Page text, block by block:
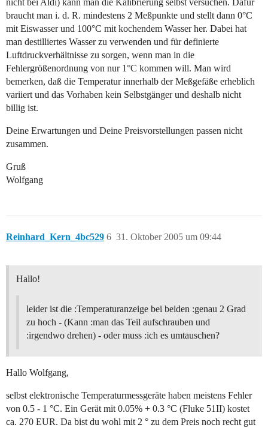
nicht bei Aldi) kann man die Kalibrierung selbst versuchen. Dafür
braucht man i. d. R. mindestens 2 Meßpunkte und stellt dann 0°C
mit Eiswasser und 100°C mit kochendem Wasser her. Dabei hat
man destilliertes Wasser zu verwenden und für definierte
Luftdruckverhältnisse zu sorgen, wenn man in die
Fehlergrößenordnung von nur 1°C kommen will. Man wird
bemerken, daß die Temperatur innerhalb der Meßgefäße erheblich
variiert und das Vorhaben kein Selbstgänger und deshalb nicht
billig ist.
Deine Erwartungen und Deine Preisvorstellungen passen nicht
zusammen.
Gruß
Wolfgang
Reinhard_Kern_4bc529 31. Oktober 2005 um 09:44
6
Hallo!
leider ist die :Temperaturanzeige bei beiden :genau 2 Grad
zu hoch - (Kann :man das Teil aufschrauben und
:irgendwo drehen) - oder muss :ich es umtauschen?
Hallo Wolfgang,
selbst elektronische Temperaturmessgeräte haben meistens Fehler
von 0.5 - 1 °C. Ein Gerät mit 0.05% + 0.3 °C (Fluke 51II) kostet
ca. 270 EUR. Da bist du wohl mit 2 ° zu dem Preis noch recht gut